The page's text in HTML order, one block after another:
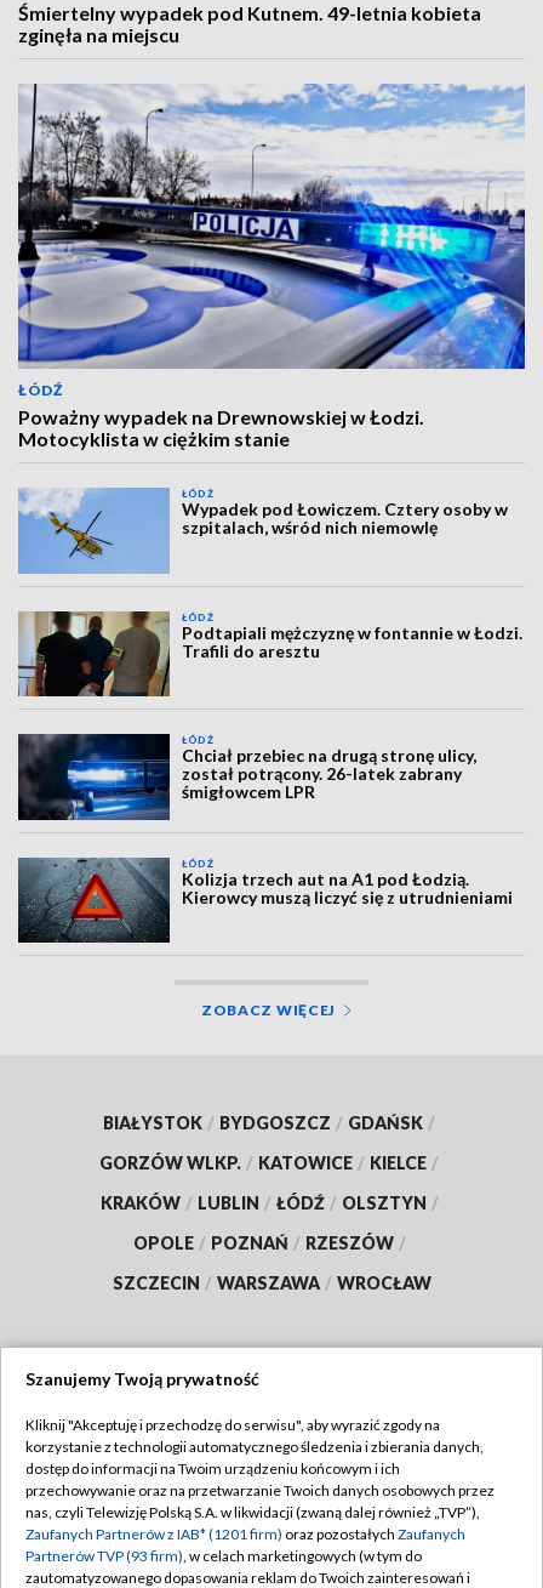
Śmiertelny wypadek pod Kutnem. 49-letnia kobieta
zginęła na miejscu
ŁÓDŹ
Poważny wypadek na Drewnowskiej w Łodzi.
Motocyklista w ciężkim stanie
ŁÓDŹ
Wypadek pod Łowiczem. Cztery osoby w
szpitalach, wśród nich niemowlę
ŁÓDŹ
Podtapiali mężczyznę w fontannie w Łodzi.
Trafili do aresztu
ŁÓDŹ
Chciał przebiec na drugą stronę ulicy,
został potrącony. 26-latek zabrany
śmigłowcem LPR
ŁÓDŹ
Kolizja trzech aut na A1 pod Łodzią.
Kierowcy muszą liczyć się z utrudnieniami
ZOBACZ WIĘCEJ
BIAŁYSTOK / BYDGOSZCZ / GDAŃSK /
GORZÓW WLKP. / KATOWICE / KIELCE /
KRAKÓW / LUBLIN / ŁÓDŹ / OLSZTYN /
OPOLE / POZNAŃ / RZESZÓW /
SZCZECIN / WARSZAWA / WROCŁAW
TVP
Abonament TVP
Emisja w TVP
Centrum informacji TVP
Regulamin TVP
Polityka prywatności
Moje zgody
Szanujemy Twoją prywatność
Kliknij "Akceptuję i przechodzę do serwisu", aby wyrazić zgody na
korzystanie z technologii automatycznego śledzenia i zbierania danych,
dostęp do informacji na Twoim urządzeniu końcowym i ich
przechowywanie oraz na przetwarzanie Twoich danych osobowych przez
nas, czyli Telewizję Polską S.A. w likwidacji (zwaną dalej również „TVP”),
Zaufanych Partnerów z IAB* (1201 firm) oraz pozostałych Zaufanych
Partnerów TVP (93 firm), w celach marketingowych (w tym do
zautomatyzowanego dopasowania reklam do Twoich zainteresowań i